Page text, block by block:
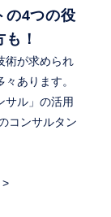
の4つの役
！
術が求められ
あります。
サル」の活用
コンサルタン
>